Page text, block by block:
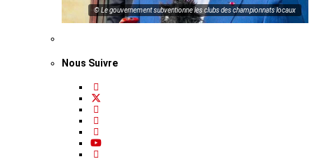
© Le gouvernement subventionne les clubs des championnats locaux
Nous Suivre